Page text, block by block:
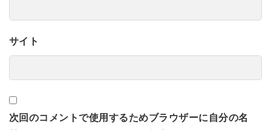
サイト
次回のコメントで使用するためブラウザーに自分の名